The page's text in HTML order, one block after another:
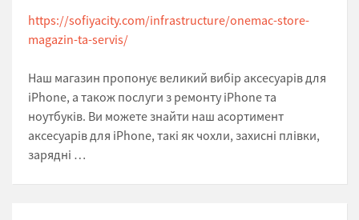
https://sofiyacity.com/infrastructure/onemac-store-
magazin-ta-servis/
Наш магазин пропонує великий вибір аксесуарів для
iPhone, а також послуги з ремонту iPhone та
ноутбуків. Ви можете знайти наш асортимент
аксесуарів для iPhone, такі як чохли, захисні плівки,
зарядні …